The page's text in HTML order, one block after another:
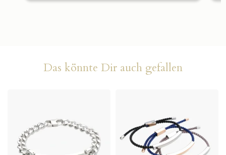
Das könnte Dir auch gefallen